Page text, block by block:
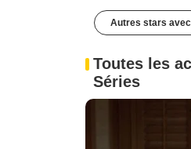
Autres stars
Toutes les
Séries